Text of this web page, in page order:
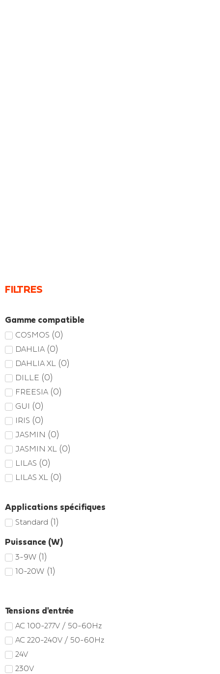
FILTRES
Gamme compatible
COSMOS (0)
DAHLIA (0)
DAHLIA XL (0)
DILLE (0)
FREESIA (0)
GUI (0)
IRIS (0)
JASMIN (0)
JASMIN XL (0)
LILAS (0)
LILAS XL (0)
Applications spécifiques
Standard (1)
Puissance (W)
3-9W (1)
10-20W (1)
Tensions d'entrée
AC 100-277V / 50-60Hz
AC 220-240V / 50-60Hz
24V
230V